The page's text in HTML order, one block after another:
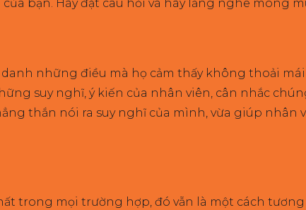
bạn. Hãy đặt câu hỏi và hãy lắng nghe mong
những điều mà họ cảm thấy không thoải
suy nghĩ, ý kiến của nhân viên, cân nhắc
thắn nói ra suy nghĩ của mình, vừa giúp nhân
trong mọi trường hợp, đó vẫn là một cách